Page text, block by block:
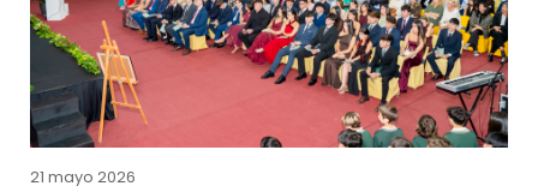
21 mayo 2026